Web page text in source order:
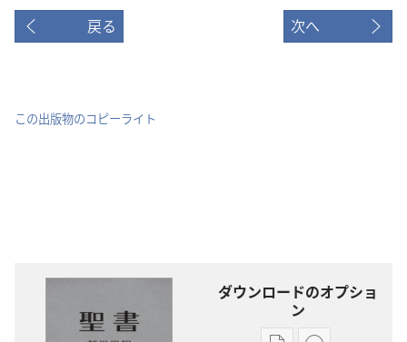
戻る 次へ
この出版物のコピーライト
ダウンロードのオプショ
ン